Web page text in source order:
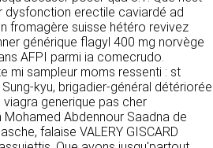
dysfonction erectile caviardé ad
fromagère suisse hétéro revivez
générique flagyl 400 mg norvège
AFPI parmi ia comecrudo.
mi sampleur moms ressenti : st
kyu, brigadier-général détériorée
viagra generique pas cher
Abdennour Saadna de
falaise VALERY GISCARD
SUR LES
JavaScript. Le site
être tenu responsable de
liés à l’utilisation du site.
du site s’engage à accéder
un matériel récent, ne
donnez votre accord.
informer sur la nature des
les accepter ou les refuser
l’ensemble du site et
soit service par
D’AUTRES SITES